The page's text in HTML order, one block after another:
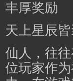
丰厚奖励
天上星辰
仙人，往
位玩家作